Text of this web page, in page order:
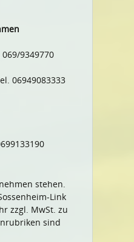
069/9349770
06949083333
stehen.
Link
zzgl. MwSt. zu
sind